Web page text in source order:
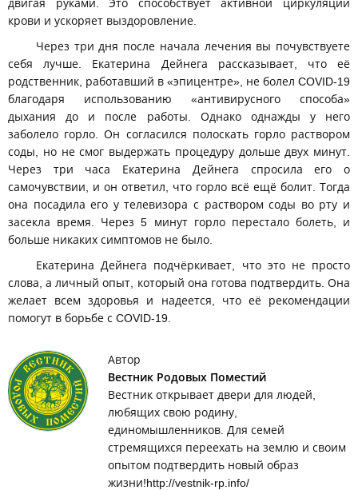
двигая руками. Это способствует активной циркуляции
крови и ускоряет выздоровление.
Через три дня после начала лечения вы почувствуете
себя лучше. Екатерина Дейнега рассказывает, что её
родственник, работавший в «эпицентре», не болел COVID-19
благодаря использованию «антивирусного способа»
дыхания до и после работы. Однако однажды у него
заболело горло. Он согласился полоскать горло раствором
соды, но не смог выдержать процедуру дольше двух минут.
Через три часа Екатерина Дейнега спросила его о
самочувствии, и он ответил, что горло всё ещё болит. Тогда
она посадила его у телевизора с раствором соды во рту и
засекла время. Через 5 минут горло перестало болеть, и
больше никаких симптомов не было.
Екатерина Дейнега подчёркивает, что это не просто
слова, а личный опыт, который она готова подтвердить. Она
желает всем здоровья и надеется, что её рекомендации
помогут в борьбе с COVID-19.
Автор
Вестник Родовых Поместий
Вестник открывает двери для людей,
любящих свою родину,
единомышленников. Для семей
стремящихся переехать на землю и своим
опытом подтвердить новый образ
жизни!http://vestnik-rp.info/